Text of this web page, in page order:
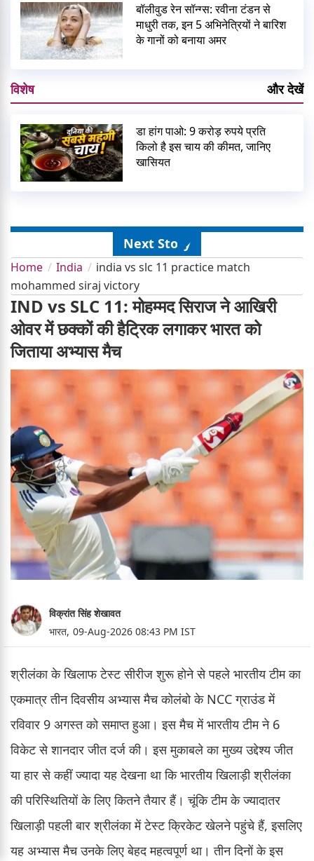
बॉलीवुड रेन सॉन्ग्स: रवीना टंडन से
माधुरी तक, इन 5 अभिनेत्रियों ने बारिश
के गानों को बनाया अमर
विशेष और देखें
डा हांग पाओ: 9 करोड़ रुपये प्रति
किलो है इस चाय की कीमत, जानिए
खासियत
Next Story
Home India
india vs slc 11 practice match
mohammed siraj victory
IND vs SLC 11: मोहम्मद सिराज ने आखिरी
ओवर में छक्कों की हैट्रिक लगाकर भारत को
जिताया अभ्यास मैच
विक्रांत सिंह शेखावत
भारत, 09-Aug-2026 08:43 PM IST
श्रीलंका के खिलाफ टेस्ट सीरीज शुरू होने से पहले भारतीय टीम का
एकमात्र तीन दिवसीय अभ्यास मैच कोलंबो के NCC ग्राउंड में
रविवार 9 अगस्त को समाप्त हुआ। इस मैच में भारतीय टीम ने 6
विकेट से शानदार जीत दर्ज की। इस मुकाबले का मुख्य उद्देश्य जीत
या हार से कहीं ज्यादा यह देखना था कि भारतीय खिलाड़ी श्रीलंका
की परिस्थितियों के लिए कितने तैयार हैं। चूंकि टीम के ज्यादातर
खिलाड़ी पहली बार श्रीलंका में टेस्ट क्रिकेट खेलने पहुंचे हैं, इसलिए
यह अभ्यास मैच उनके लिए बेहद महत्वपूर्ण था। तीन दिनों के इस